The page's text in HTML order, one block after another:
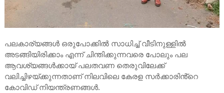
പലകാര്യങ്ങൾ ഒരുപോക്കിൽ സാധിച്ച് വീടിനുള്ളിൽ
അടങ്ങിയിരിക്കാം എന്ന് ചിന്തിക്കുന്നവരെ പോലും പല
ആവശ്യങ്ങൾക്കായ് പലതവണ തെരുവിലേക്ക്
വലിച്ചിഴയ്ക്കുന്നതാണ് നിലവിലെ കേരള സർക്കാരിൻ്റെ
കോവിഡ് നിയന്ത്രണങ്ങൾ.